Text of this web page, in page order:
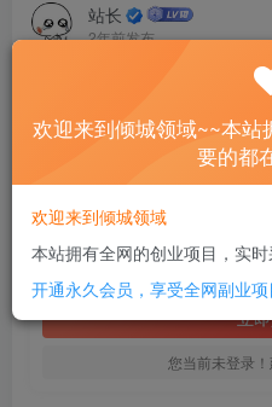
站长
2年前发布
此内容为付费资源，请付费后查
SVIP全站会员 免费
立
您当前未登录
欢迎来到倾城领域~~本站
要的都
欢迎来到倾城领域
本站拥有全网的创业项目，实
开通永久会员，享受全网副业项